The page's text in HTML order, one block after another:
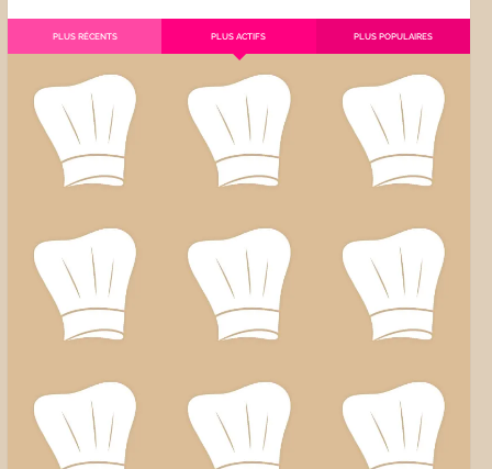
PLUS RÉCENTS PLUS ACTIFS PLUS POPULAIRES